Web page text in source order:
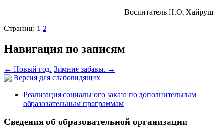
Воспитатель Н.О. Хайруш
Страниц: 1 2
Навигация по записям
← Новый год. Зимние забавы. →
Версия для слабовидящих
Реализация социального заказа по дополнительным
образовательным программам
Сведения об образовательной организации